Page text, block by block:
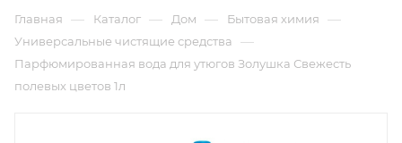
Главная — Каталог — Дом — Бытовая химия —
Универсальные чистящие средства —
Парфюмированная вода для утюгов Золушка Свежесть
полевых цветов 1л